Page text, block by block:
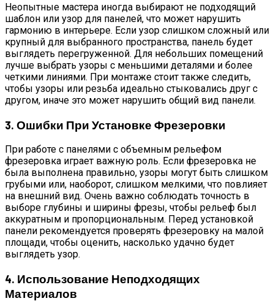
Неопытные мастера иногда выбирают не подходящий
шаблон или узор для панелей, что может нарушить
гармонию в интерьере. Если узор слишком сложный или
крупный для выбранного пространства, панель будет
выглядеть перегруженной. Для небольших помещений
лучше выбрать узоры с меньшими деталями и более
четкими линиями. При монтаже стоит также следить,
чтобы узоры или резьба идеально стыковались друг с
другом, иначе это может нарушить общий вид панели.
3. Ошибки При Установке Фрезеровки
При работе с панелями с объемным рельефом
фрезеровка играет важную роль. Если фрезеровка не
была выполнена правильно, узоры могут быть слишком
грубыми или, наоборот, слишком мелкими, что повлияет
на внешний вид. Очень важно соблюдать точность в
выборе глубины и ширины фрезы, чтобы рельеф был
аккуратным и пропорциональным. Перед установкой
панели рекомендуется проверять фрезеровку на малой
площади, чтобы оценить, насколько удачно будет
выглядеть узор.
4. Использование Неподходящих
Материалов